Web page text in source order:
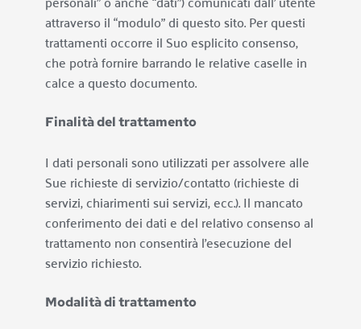
attraverso il “modulo” di questo sito. Per questi
trattamenti occorre il Suo esplicito consenso,
che potrà fornire barrando le relative caselle in
calce a questo documento.
Finalità del trattamento
I dati personali sono utilizzati per assolvere alle
Sue richieste di servizio/contatto (richieste di
servizi, chiarimenti sui servizi, ecc.). Il mancato
conferimento dei dati e del relativo consenso al
trattamento non consentirà l’esecuzione del
servizio richiesto.
Modalità di trattamento